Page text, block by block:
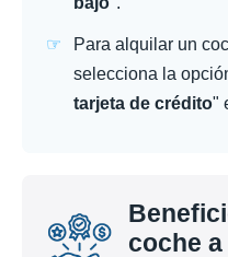
Para alquilar un
selecciona la
tarjeta de crédito"
coche